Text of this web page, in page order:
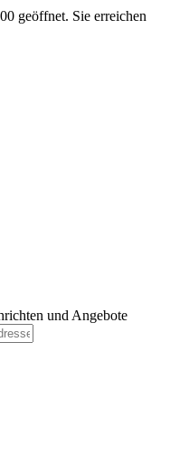
geöffnet. Sie erreichen
und Angebote